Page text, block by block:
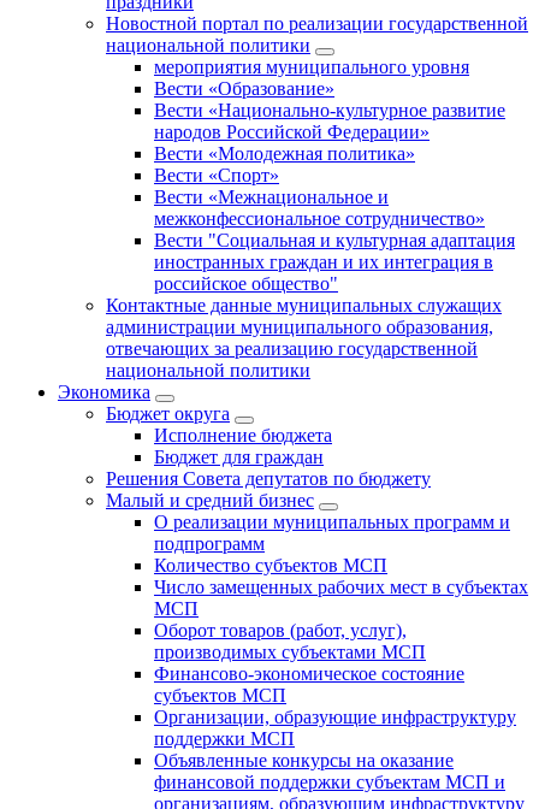
Новостной портал по реализации государственной
национальной политики
мероприятия муниципального уровня
Вести «Образование»
Вести «Национально-культурное развитие
народов Российской Федерации»
Вести «Молодежная политика»
Вести «Спорт»
Вести «Межнациональное и
межконфессиональное сотрудничество»
Вести "Социальная и культурная адаптация
иностранных граждан и их интеграция в
российское общество"
Контактные данные муниципальных служащих
администрации муниципального образования,
отвечающих за реализацию государственной
национальной политики
Экономика
Бюджет округa
Исполнение бюджета
Бюджет для граждан
Решения Совета депутатов по бюджету
Малый и средний бизнес
О реализации муниципальных программ и
подпрограмм
Количество субъектов МСП
Число замещенных рабочих мест в субъектах
МСП
Оборот товаров (работ, услуг),
производимых субъектами МСП
Финансово-экономическое состояние
субъектов МСП
Организации, образующие инфраструктуру
поддержки МСП
Объявленные конкурсы на оказание
финансовой поддержки субъектам МСП и
организациям, образующим инфраструктуру